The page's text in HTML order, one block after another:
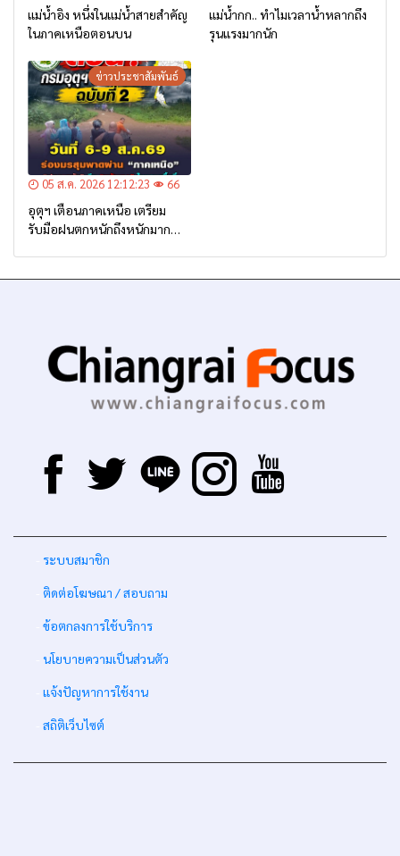
แม่น้ำอิง หนึ่งในแม่น้ำสายสำคัญ
ในภาคเหนือตอนบน
แม่น้ำกก.. ทำไมเวลาน้ำหลากถึง
รุนแรงมากนัก
ข่าวประชาสัมพันธ์
05 ส.ค. 2026 12:12:23 66
อุตุฯ เตือนภาคเหนือ เตรียม
รับมือฝนตกหนักถึงหนักมาก
ระบบสมาชิก
ติดต่อโฆษณา / สอบถาม
ข้อตกลงการใช้บริการ
นโยบายความเป็นส่วนตัว
แจ้งปัญหาการใช้งาน
สถิติเว็บไซต์